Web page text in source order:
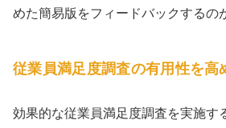
めた簡易版をフィードバックするの
従業員満足度調査の有用性を高
効果的な従業員満足度調査を実施す